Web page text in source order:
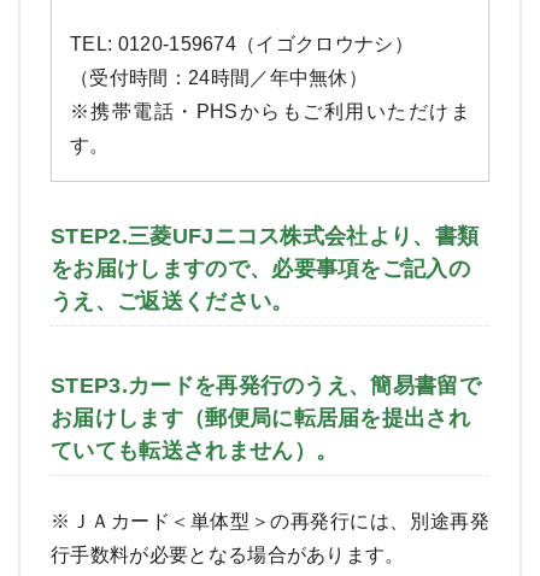
TEL: 0120-159674（イゴクロウナシ）
（受付時間：24時間／年中無休）
※携帯電話・PHSからもご利用いただけま
す。
STEP2.三菱UFJニコス株式会社より、書類
をお届けしますので、必要事項をご記入の
うえ、ご返送ください。
STEP3.カードを再発行のうえ、簡易書留で
お届けします（郵便局に転居届を提出され
ていても転送されません）。
※ＪＡカード＜単体型＞の再発行には、別途再発
行手数料が必要となる場合があります。